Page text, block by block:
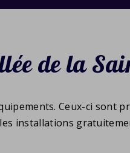
de la
Ceux-ci sont
installations